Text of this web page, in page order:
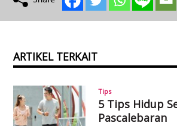
ARTIKEL TERKAIT
Tips
5 Tips Hidup
Pascalebaran